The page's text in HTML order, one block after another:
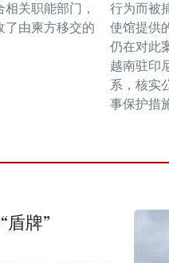
关职能部门，
了由柬方移交的
行为而被
使馆提供
仍在对此
越南驻印
系，核实
事保护措
盾牌”